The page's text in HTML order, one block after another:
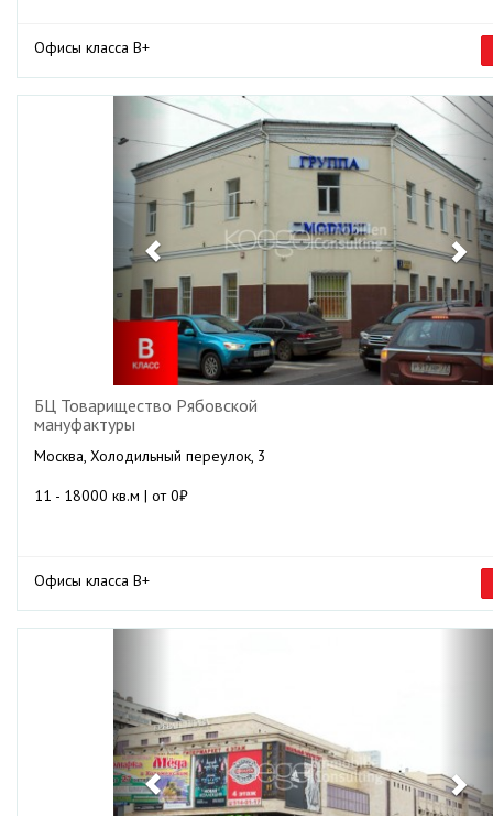
Офисы класса B+
Previous
БЦ Товарищество Рябовской
мануфактуры
Москва, Холодильный переулок, 3
11 - 18000 кв.м | от 0₽
Офисы класса B+